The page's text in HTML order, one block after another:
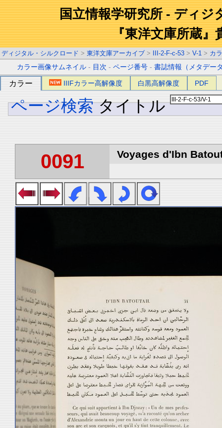
国立情報学研究所 - ディジ
『東洋文庫所蔵』
ディジタル・シルクロード > 東洋文庫アーカイブ > III-2-F-c-53 > V-1 > カ
カラー画像サムネイル - 目次 -ページ番号 -書誌情報（メタデー
カラー IIIFカラー高解像度 白黒高解像度 PDF
ページ検索 タイトル
0091 Voyages d'Ibn